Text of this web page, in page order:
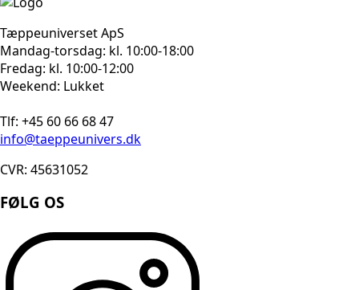
Tæppeuniverset ApS
Mandag-torsdag: kl. 10:00-18:00
Fredag: kl. 10:00-12:00
Weekend: Lukket
Tlf: +45 60 66 68 47
info@taeppeunivers.dk
CVR: 45631052
FØLG OS